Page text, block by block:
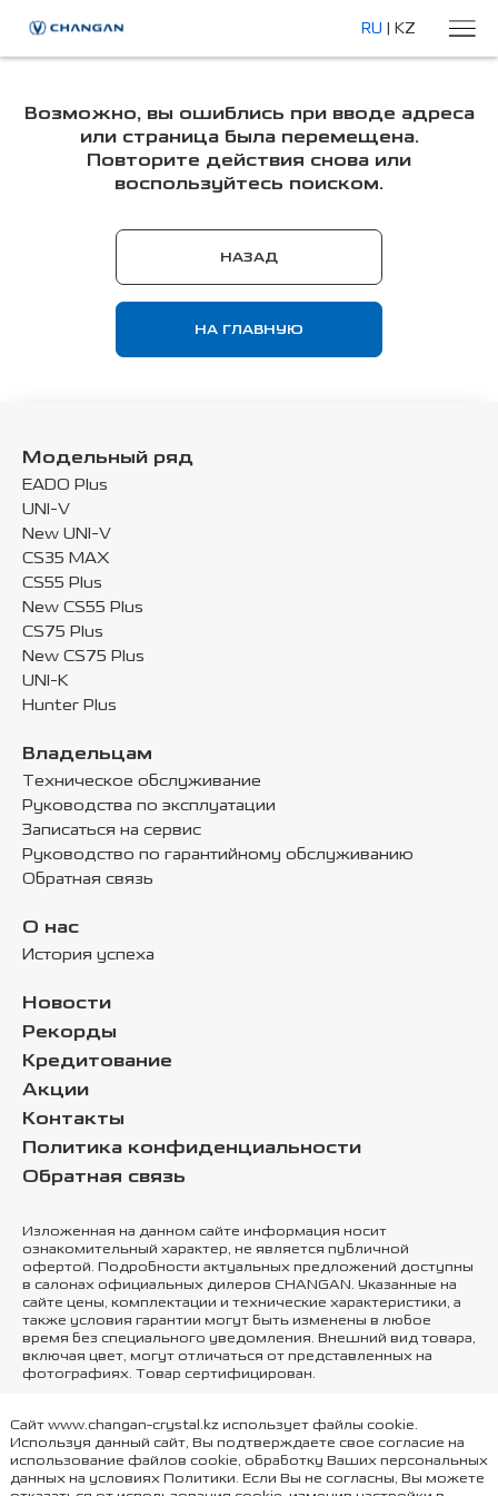
RU | KZ
Возможно, вы ошиблись при вводе адреса
или страница была перемещена.
Повторите действия снова или
воспользуйтесь поиском.
НАЗАД
НА ГЛАВНУЮ
Модельный ряд
EADO Plus
UNI-V
New UNI-V
CS35 MAX
CS55 Plus
New CS55 Plus
CS75 Plus
New CS75 Plus
UNI-K
Hunter Plus
Владельцам
Техническое обслуживание
Руководства по эксплуатации
Записаться на сервис
Руководство по гарантийному обслуживанию
Обратная связь
О нас
История успеха
Новости
Рекорды
Кредитование
Акции
Контакты
Политика конфиденциальности
Обратная связь
Изложенная на данном сайте информация носит
ознакомительный характер, не является публичной
офертой. Подробности актуальных предложений доступны
в салонах официальных дилеров CHANGAN. Указанные на
сайте цены, комплектации и технические характеристики, а
также условия гарантии могут быть изменены в любое
время без специального уведомления. Внешний вид товара,
включая цвет, могут отличаться от представленных на
фотографиях. Товар сертифицирован.
"Silkway Auto Kazakhstan", Правообладатель ООО «Чанъань Моторс
Рус»
Сайт www.changan-crystal.kz использует файлы cookie.
Используя данный сайт, Вы подтверждаете свое согласие на
использование файлов cookie, обработку Ваших персональных
данных на условиях Политики. Если Вы не согласны, Вы можете